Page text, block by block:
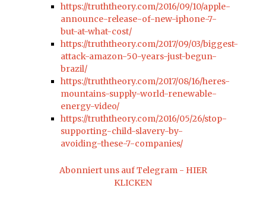
https://truththeory.com/2016/09/10/apple-
announce-release-of-new-iphone-7-
but-at-what-cost/
https://truththeory.com/2017/09/03/biggest-
attack-amazon-50-years-just-begun-
brazil/
https://truththeory.com/2017/08/16/heres-
mountains-supply-world-renewable-
energy-video/
https://truththeory.com/2016/05/26/stop-
supporting-child-slavery-by-
avoiding-these-7-companies/
Abonniert uns auf Telegram - HIER
KLICKEN